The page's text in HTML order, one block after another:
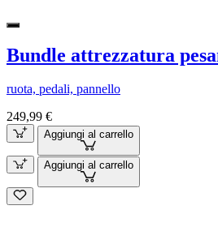
Bundle attrezzatura
ruota, pedali, pannello
249,99 €
Aggiungi al carrello
Aggiungi al carrello